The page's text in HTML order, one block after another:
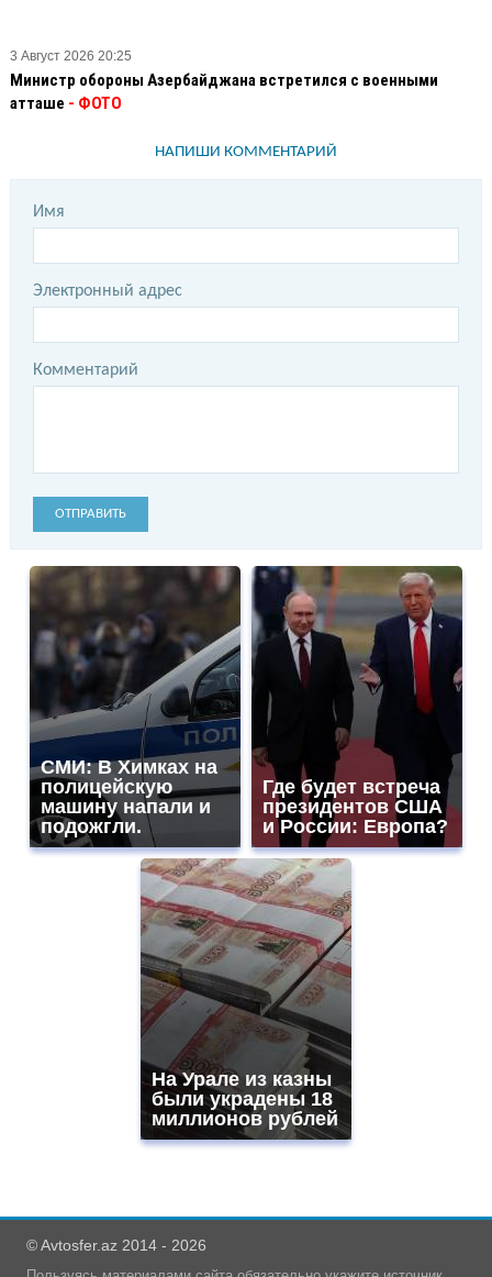
3 Август 2026 20:25
Министр обороны Азербайджана встретился с военными
атташе - ФОТО
НАПИШИ КОММЕНТАРИЙ
Имя
Электронный адрес
Комментарий
ОТПРАВИТЬ
СМИ: В Химках на
полицейскую
машину напали и
подожгли.
Где будет встреча
президентов США
и России: Европа?
На Урале из казны
были украдены 18
миллионов рублей
© Avtosfer.az 2014 - 2026